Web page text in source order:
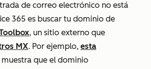
de correo electrónico no está
365 es buscar tu dominio de
, un sitio externo que
MX. Por ejemplo, esta
muestra que el dominio